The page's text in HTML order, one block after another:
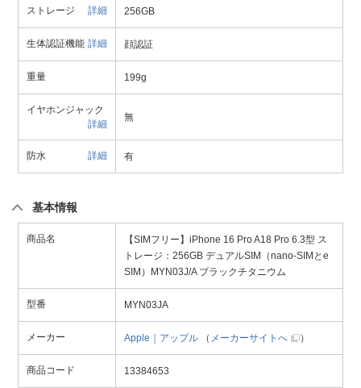
ストレージ 詳細 256GB
生体認証機能 詳細 顔認証
重量 199g
イヤホンジャック
詳細
無
防水 詳細 有
基本情報
商品名
【SIMフリー】iPhone 16 Pro A18 Pro 6.3型 ス
トレージ：256GB デュアルSIM（nano-SIMとe
SIM）MYN03J/A ブラックチタニウム
型番 MYN03JA
メーカー Apple｜アップル （ メーカーサイトへ ）
商品コード 13384653